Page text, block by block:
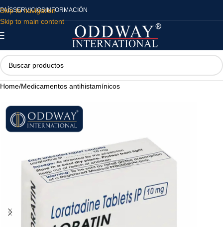
Skip to navigation
Skip to main content
PAÍSSERVICIOSINFORMACIÓN
Home/Medicamentos antihistamínicos